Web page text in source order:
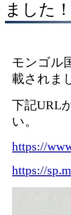
ました！
モンゴル
載されま
下記URL
い。
https://
https://